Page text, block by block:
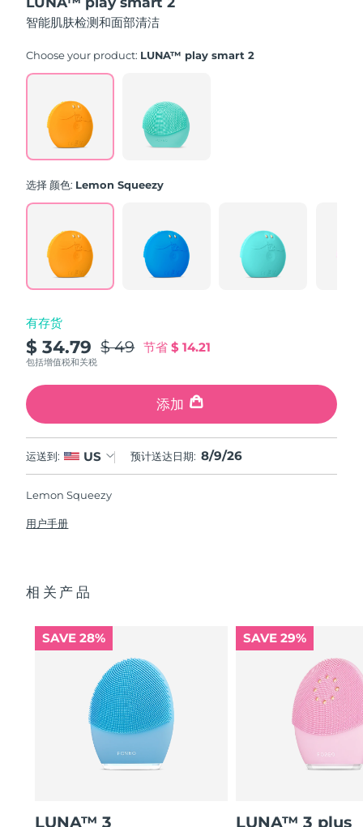
5
stars,
rating
Read
Reviews.
Same
page
link.
智能肌肤检测和面部清洁
Choose your product: LUNA™ play smart 2
选择 颜色: Lemon Squeezy
有存货
$ 34.79 $ 49 节省$ 14.21
包括增值税和关税
添加
运送到: US 预计送达日期: 8/9/26
Lemon Squeezy
用户手册
相关产品
SAVE 28%
LUNA™ 3
SAVE 29%
LUNA™ 3 plus